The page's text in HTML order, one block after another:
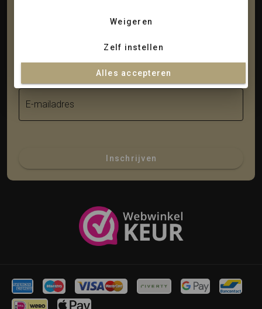
E-mailadres
Inschrijven
Weigeren
Zelf instellen
Alles accepteren